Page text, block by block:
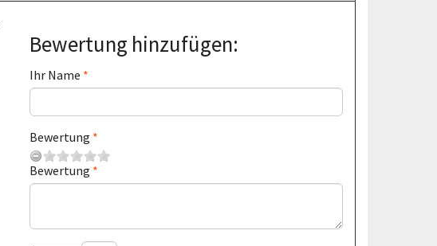
Bewertung hinzufügen:
Ihr Name
Bewertung
Bewertung